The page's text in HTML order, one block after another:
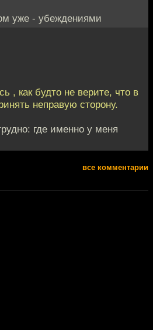
уже - убеждениями
, как будто не верите, что в
неправую сторону.
где именно у меня
все комментарии